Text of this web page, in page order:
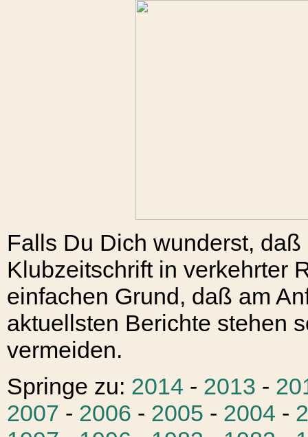
Falls Du Dich wunderst,
Klubzeitschrift in verkehrter
einfachen Grund, daß am
aktuellsten Berichte stehen
vermeiden.
Springe zu: 2014 - 2013 -
2007 - 2006 - 2005 - 2004 -